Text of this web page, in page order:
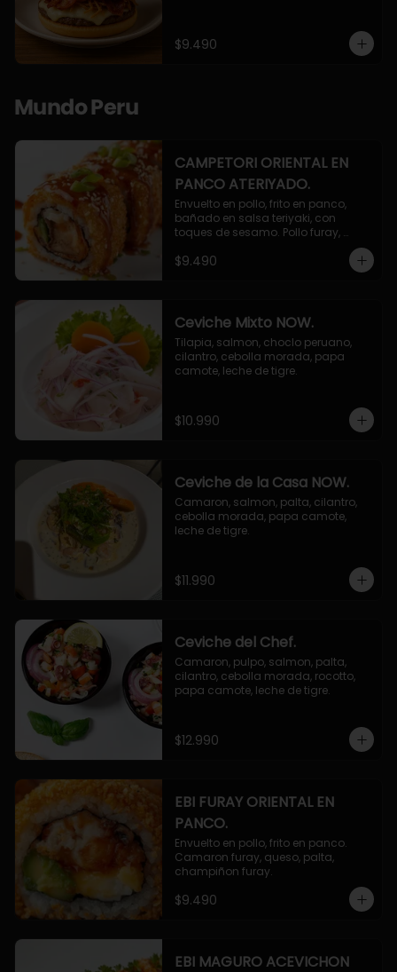
$9.490
Mundo Peru
CAMPETORI ORIENTAL EN
PANCO ATERIYADO.
Envuelto en pollo, frito en panco,
bañado en salsa teriyaki, con
toques de sesamo. Pollo furay,
queso, champiñon furay, cebollin.
$9.490
Ceviche Mixto NOW.
Tilapia, salmon, choclo peruano,
cilantro, cebolla morada, papa
camote, leche de tigre.
$10.990
Ceviche de la Casa NOW.
Camaron, salmon, palta, cilantro,
cebolla morada, papa camote,
leche de tigre.
$11.990
Ceviche del Chef.
Camaron, pulpo, salmon, palta,
cilantro, cebolla morada, rocotto,
papa camote, leche de tigre.
$12.990
EBI FURAY ORIENTAL EN
PANCO.
Envuelto en pollo, frito en panco.
Camaron furay, queso, palta,
champiñon furay.
$9.490
EBI MAGURO ACEVICHON